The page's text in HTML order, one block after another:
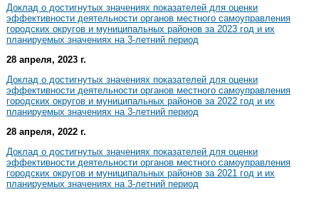
Доклад о достигнутых значениях показателей для оценки
эффективности деятельности органов местного самоуправления
городских округов и муниципальных районов за 2023 год и их
планируемых значениях на 3-летний период
28 апреля, 2023 г.
Доклад о достигнутых значениях показателей для оценки
эффективности деятельности органов местного самоуправления
городских округов и муниципальных районов за 2022 год и их
планируемых значениях на 3-летний период
28 апреля, 2022 г.
Доклад о достигнутых значениях показателей для оценки
эффективности деятельности органов местного самоуправления
городских округов и муниципальных районов за 2021 год и их
планируемых значениях на 3-летний период